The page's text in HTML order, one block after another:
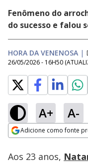
Fenômeno do
do sucesso e falou
HORA DA VENENOSA |
26/05/2026 - 16H50
A+ A-
Adicione como fonte
Ativar
Loaded
25.21%
Aos 23 anos,